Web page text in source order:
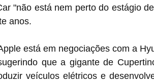
"não está nem perto do estágio
anos.
está em negociações com a
que a gigante de
veículos elétricos e